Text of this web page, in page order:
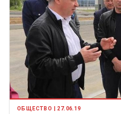
ОБЩЕСТВО | 27.06.19